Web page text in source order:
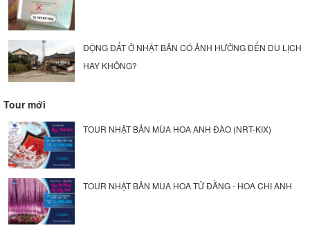
ĐỘNG ĐẤT Ở NHẬT BẢN CÓ ẢNH HƯỞNG ĐẾN DU LỊCH
HAY KHÔNG?
Tour mới
TOUR NHẬT BẢN MÙA HOA ANH ĐÀO (NRT-KIX)
TOUR NHẬT BẢN MÙA HOA TỬ ĐẰNG - HOA CHI ANH